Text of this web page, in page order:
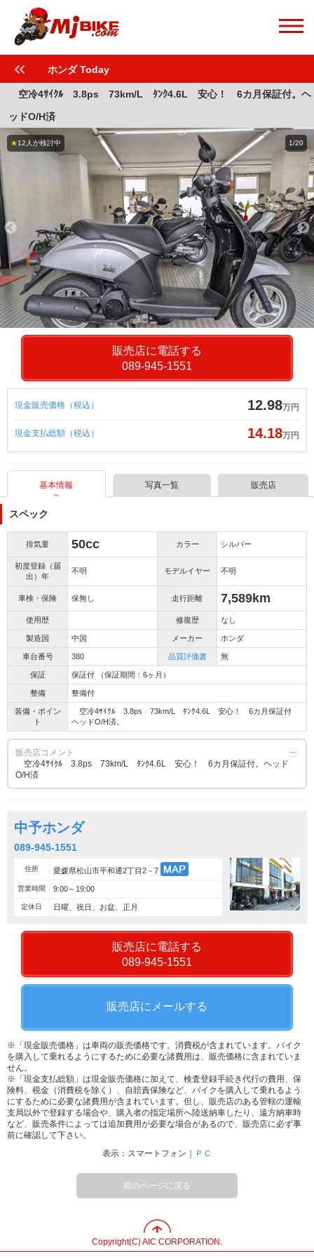
ホンダ Today
空冷4ｻｲｸﾙ 3.8ps 73km/L ﾀﾝｸ4.6L 安心！ 6カ月保証付。ヘ
ッドO/H済
1/20
★12人が検討中
販売店に電話する
089-945-1551
現金販売価格（税込） 12.98万円
現金支払総額（税込） 14.18万円
基本情報 写真一覧 販売店
スペック
排気量 50cc カラー シルバー
初度登録（届
出）年
不明 モデルイヤー 不明
車検・保険 保無し 走行距離 7,589km
使用歴 修復歴 なし
製造国 中国 メーカー ホンダ
車台番号 380 品質評価書 無
保証 保証付 （保証期間：6ヶ月）
整備 整備付
装備・ポイン
ト
空冷4ｻｲｸﾙ 3.8ps 73km/L ﾀﾝｸ4.6L 安心！ 6カ月保証付
ヘッドO/H済。
販売店コメント
空冷4ｻｲｸﾙ 3.8ps 73km/L ﾀﾝｸ4.6L 安心！ 6カ月保証付。ヘッド
O/H済
中予ホンダ
089-945-1551
住所 愛媛県松山市平和通2丁目2－7
営業時間 9:00～19:00
定休日 日曜、祝日、お盆、正月
販売店に電話する
089-945-1551
販売店にメールする
※「現金販売価格」は車両の販売価格です。消費税が含まれています。バイク
を購入して乗れるようにするために必要な諸費用は、販売価格に含まれていま
せん。
※「現金支払総額」は現金販売価格に加えて、検査登録手続き代行の費用、保
険料、税金（消費税を除く）、自賠責保険など、バイクを購入して乗れるよう
にするために必要な諸費用が含まれています。但し、販売店のある管轄の運輸
支局以外で登録する場合や、購入者の指定場所へ陸送納車したり、遠方納車時
など、販売条件によっては追加費用が必要な場合があるので、販売店に必ず事
前に確認して下さい。
表示：スマートフォン｜
ＰＣ
前のページに戻る
Copyright(C) AIC CORPORATION.